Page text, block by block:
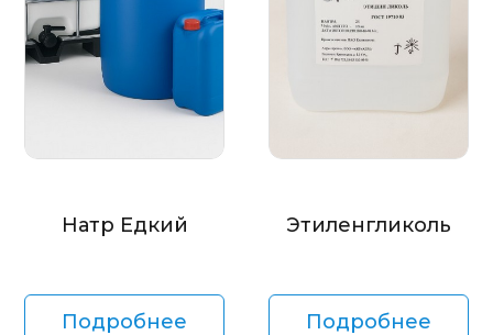
Натр Едкий
Подробнее
Этиленгликоль
Подробнее